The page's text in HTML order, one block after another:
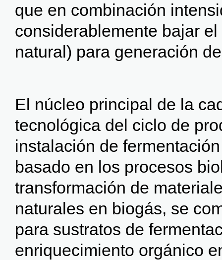
que en combinación
considerablemente bajar
natural) para generación
El núcleo principal de la
tecnológica del ciclo de
instalación de
basado en los procesos
transformación de
naturales en biogás, se
para sustratos de
enriquecimiento orgánico